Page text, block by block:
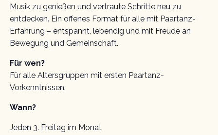
Musik zu genießen und vertraute Schritte neu zu
entdecken. Ein offenes Format für alle mit Paartanz-
Erfahrung – entspannt, lebendig und mit Freude an
Bewegung und Gemeinschaft.
Für wen?
Für alle Altersgruppen mit ersten Paartanz-
Vorkenntnissen.
Wann?
Jeden 3. Freitag im Monat